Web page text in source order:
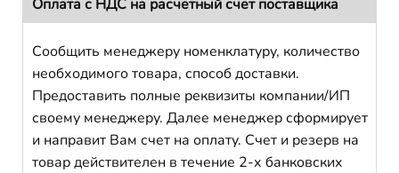
Оплата с НДС на расчетный счет поставщика
Сообщить менеджеру номенклатуру, количество
необходимого товара, способ доставки.
Предоставить полные реквизиты компании/ИП
своему менеджеру. Далее менеджер сформирует
и направит Вам счет на оплату. Счет и резерв на
товар действителен в течение 2-х банковских